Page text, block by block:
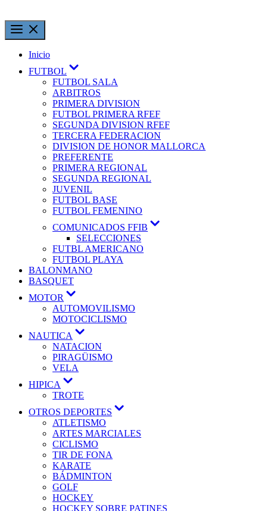
Inicio
FUTBOL
FUTBOL SALA
ARBITROS
PRIMERA DIVISION
FUTBOL PRIMERA RFEF
SEGUNDA DIVISION RFEF
TERCERA FEDERACION
DIVISION DE HONOR MALLORCA
PREFERENTE
PRIMERA REGIONAL
SEGUNDA REGIONAL
JUVENIL
FUTBOL BASE
FUTBOL FEMENINO
COMUNICADOS FFIB
SELECCIONES
FUTBL AMERICANO
FUTBOL PLAYA
BALONMANO
BASQUET
MOTOR
AUTOMOVILISMO
MOTOCICLISMO
NAUTICA
NATACION
PIRAGÜISMO
VELA
HIPICA
TROTE
OTROS DEPORTES
ATLETISMO
ARTES MARCIALES
CICLISMO
TIR DE FONA
KARATE
BÁDMINTON
GOLF
HOCKEY
HOCKEY SOBRE PATINES